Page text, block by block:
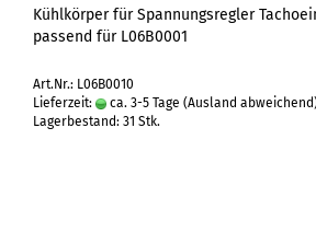
Kühlkörper für Spannungsregler
passend für L06B0001
Art.Nr.: L06B0010
Lieferzeit:
ca. 3-5 Tage (Ausland
Lagerbestand: 31 Stk.